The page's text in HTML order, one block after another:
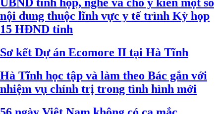
nội dung thuộc lĩnh vực y tế trình Kỳ họp
15 HĐND tỉnh
Sơ kết Dự án Ecomore II tại Hà Tĩnh
Hà Tĩnh học tập và làm theo Bác gắn với
nhiệm vụ chính trị trong tình hình mới